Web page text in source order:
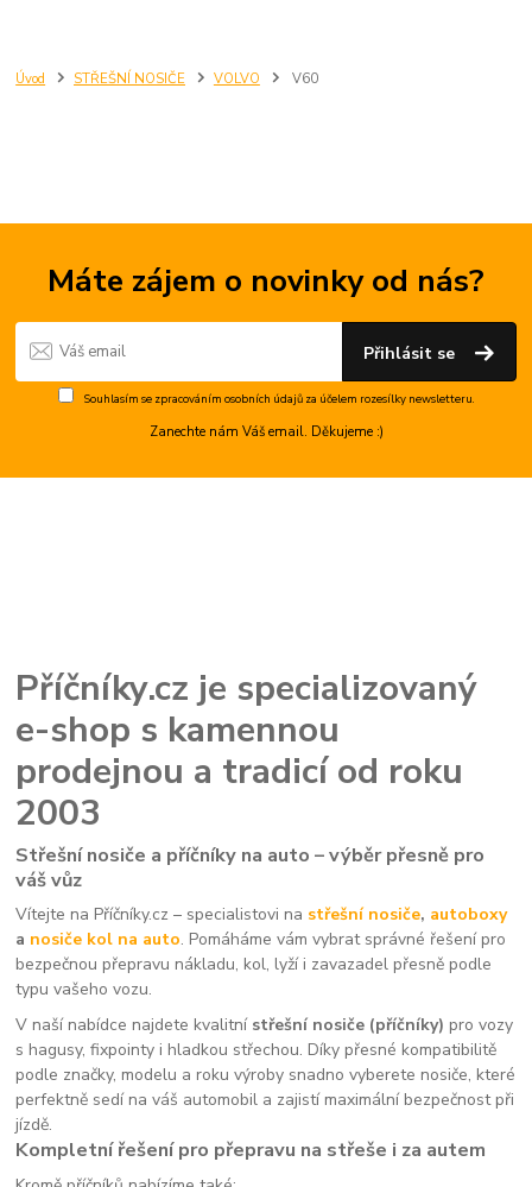
Úvod STŘEŠNÍ NOSIČE VOLVO V60
Máte zájem o novinky od nás?
Přihlásit se
Souhlasím se zpracováním osobních údajůza účelem rozesílky newsletteru.
Zanechte nám Váš email. Děkujeme :)
Příčníky.cz je specializovaný
e-shop s kamennou
prodejnou a tradicí od roku
2003
Střešní nosiče a příčníky na auto – výběr přesně pro
váš vůz
Vítejte na Příčníky.cz – specialistovi na střešní nosiče, autoboxy
a nosiče kol na auto. Pomáháme vám vybrat správné řešení pro
bezpečnou přepravu nákladu, kol, lyží i zavazadel přesně podle
typu vašeho vozu.
V naší nabídce najdete kvalitní střešní nosiče (příčníky) pro vozy
s hagusy, fixpointy i hladkou střechou. Díky přesné kompatibilitě
podle značky, modelu a roku výroby snadno vyberete nosiče, které
perfektně sedí na váš automobil a zajistí maximální bezpečnost při
jízdě.
Kompletní řešení pro přepravu na střeše i za autem